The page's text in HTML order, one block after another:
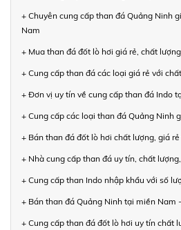
+ Chuyên cung cấp than đá Quảng Ninh
Nam
+ Mua than đá đốt lò hơi giá rẻ, chất
+ Cung cấp than đá các loại giá rẻ với
+ Đơn vị uy tín về cung cấp than đá Indo
+ Cung cấp các loại than đá Quảng Ninh
+ Bán than đá đốt lò hơi chất lượng, giá
+ Nhà cung cấp than đá uy tín, chất
+ Cung cấp than Indo nhập khẩu với số
+ Bán than đá Quảng Ninh tại miền Nam
+ Cung cấp than đá đốt lò hơi uy tín chất